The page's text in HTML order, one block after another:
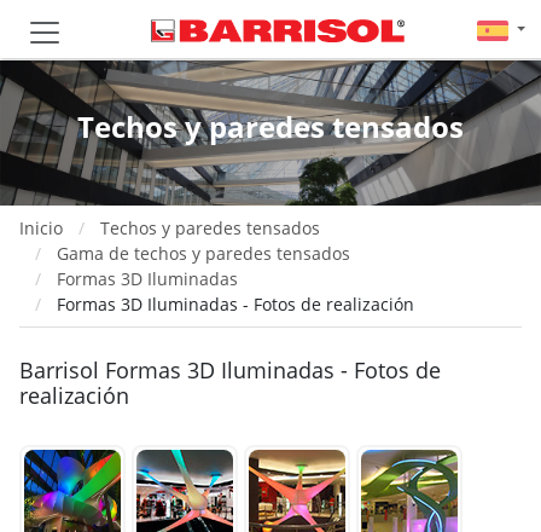
Techos y paredes tensados
Inicio
Techos y paredes tensados
Gama de techos y paredes tensados
Formas 3D Iluminadas
Formas 3D Iluminadas - Fotos de realización
Barrisol Formas 3D Iluminadas - Fotos de
realización